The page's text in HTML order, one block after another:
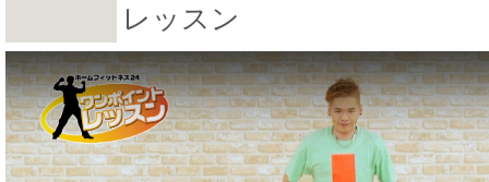
レッスン